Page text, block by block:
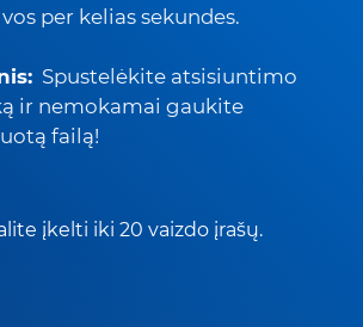
per kelias sekundes.
Spustelėkite atsisiuntimo
ir nemokamai gaukite
failą!
įkelti iki 20 vaizdo įrašų.